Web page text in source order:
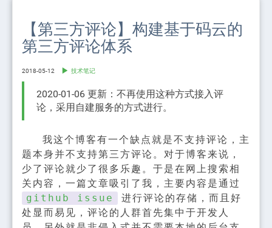
【第三方评论】构建基于码云的
第三方评论体系
2018-05-12 技术笔记
2020-01-06 更新：不再使用这种方式接入评
论，采用自建服务的方式进行。
我这个博客有一个缺点就是不支持评论，主
题本身并不支持第三方评论。对于博客来说，
少了评论就少了很多乐趣。于是在网上搜索相
关内容，一篇文章吸引了我，主要内容是通过
github issue
进行评论的存储，而且好
处显而易见，评论的人群首先集中于开发人